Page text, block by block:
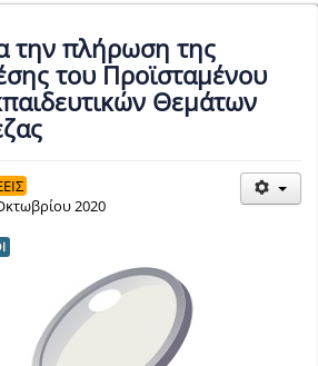
την πλήρωση της
του Προϊσταμένου
Θεμάτων
2020